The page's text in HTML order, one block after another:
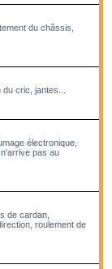
du châssis,
cric, jantes...
électronique,
pas au
de cardan,
roulement de